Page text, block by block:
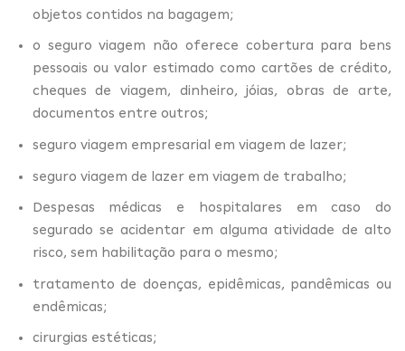
objetos contidos na bagagem;
o seguro viagem não oferece cobertura para bens
pessoais ou valor estimado como cartões de crédito,
cheques de viagem, dinheiro, jóias, obras de arte,
documentos entre outros;
seguro viagem empresarial em viagem de lazer;
seguro viagem de lazer em viagem de trabalho;
Despesas médicas e hospitalares em caso do
segurado se acidentar em alguma atividade de alto
risco, sem habilitação para o mesmo;
tratamento de doenças, epidêmicas, pandêmicas ou
endêmicas;
cirurgias estéticas;